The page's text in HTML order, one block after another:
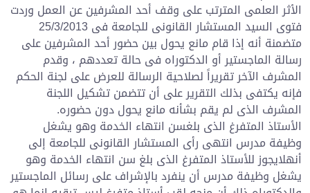
الأثر العلمى المترتب على وقف أحد المشرفين عن العمل وردت
فتوى السيد المستشار القانونى للجامعة فى 25/3/2013
متضمنة أنه إذا قام مانع يحول بين حضور أحد المشرفين على
رسالة الماجستير أو الدكتوراه فى حالة تعددهم ، وقدم
المشرف الآخر تقريراً لصلاحية الرسالة للعرض على لجنة الحكم
فإنه يكتفى بذلك التقرير على أن تتضمن تشكيل اللجنة
المشرف الذى لم يقم بشأنه مانع يحول دون حضوره.
الأستاذ المتفرغ الذى بلغسن انتهاء الخدمة وهو يشغل
وظيفة مدرس انتهى رأى المستشار القانونى للجامعة إلى
أنهلايجوز للأستاذ المتفرغ الذى بلغ سن انتهاء الخدمة وهو
يشغل وظيفة مدرس أن ينفرد بالإشراف على رسائل الماجستير